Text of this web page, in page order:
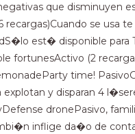
que disminuyen
recargas)Cuando se usa
est� disponible para
fortunesActivo (2
time!
explotan y disparan 4
dronePasivo,
inflige da�o de